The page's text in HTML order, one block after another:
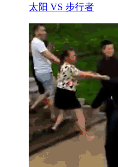
太阳 VS 步行者